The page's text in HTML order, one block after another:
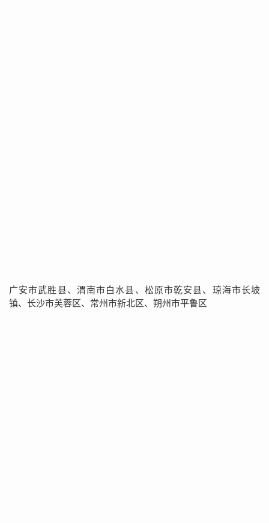
广安市武胜县、渭南市白水县、松原市乾安县、琼海市长坡
镇、长沙市芙蓉区、常州市新北区、朔州市平鲁区